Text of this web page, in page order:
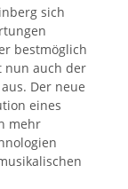
sich
bestmöglich
nun auch der
Der neue
eines
mehr